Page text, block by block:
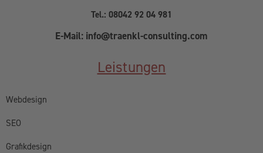
Tel.: 08042 92 04 981
E-Mail: info@traenkl-consulting.com
Leistungen
Webdesign
SEO
Grafikdesign